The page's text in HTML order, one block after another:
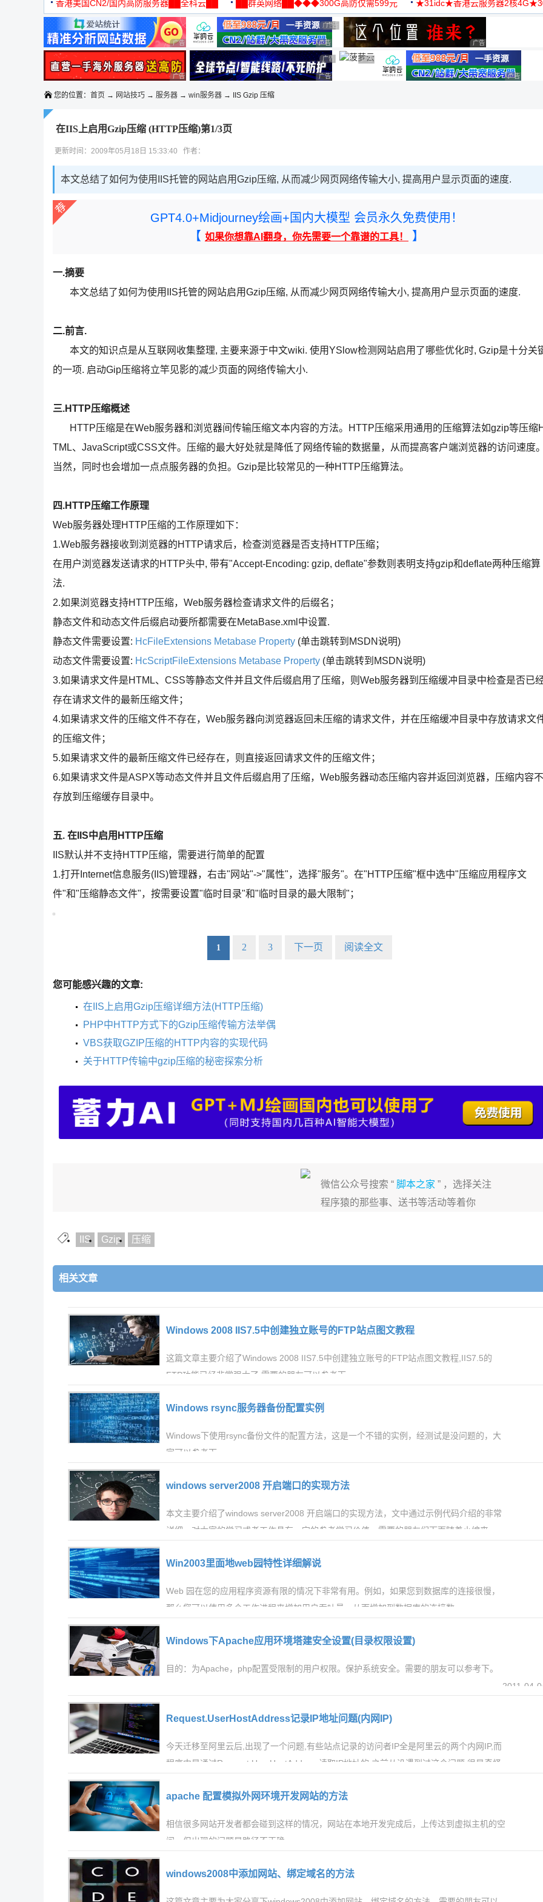
机
香港美国CN2/国内高防服务器██全科云██
██群英网络██◆◆◆300G高防仅需599元
◆◆◆
★31idc★香港云服务器2核
用◆
广告 商业广告，理性选择 广告 商业广告，理性选择
广告 商业广告，理性选择
广告 商业广告，理性选择
广告 商业广告，理性选择
广告 商业广告，理性选择 广告 商业广告，理性选择
广告 商业广告，理性选择广告 商业广告，理性选择
广告 商业广
您的位置： 首页 → 网站技巧 → 服务器 → win服务器 → IIS Gzip 压缩
在IIS上启用Gzip压缩 (HTTP压缩)第1/3页
更新时间：2009年05月18日 15:33:40 作者：
本文总结了如何为使用IIS托管的网站启用Gzip压缩, 从而减少网页网络传输大小, 提高用户显示页面的速度.
GPT4.0+Midjourney绘画+国内大模型 会员永久免费使用！
【 如果你想靠AI翻身，你先需要一个靠谱的工具！ 】
一.摘要
本文总结了如何为使用IIS托管的网站启用Gzip压缩, 从而减少网页网络传输大小, 提高用户显示页面的速度.
二.前言.
本文的知识点是从互联网收集整理, 主要来源于中文wiki. 使用YSlow检测网站启用了哪些优化时, Gzip是十分关
的一项. 启动Gip压缩将立竿见影的减少页面的网络传输大小.
三.HTTP压缩概述
HTTP压缩是在Web服务器和浏览器间传输压缩文本内容的方法。HTTP压缩采用通用的压缩算法如gzip等压缩H
TML、JavaScript或CSS文件。压缩的最大好处就是降低了网络传输的数据量，从而提高客户端浏览器的访问速度。
当然，同时也会增加一点点服务器的负担。Gzip是比较常见的一种HTTP压缩算法。
四.HTTP压缩工作原理
Web服务器处理HTTP压缩的工作原理如下：
1.Web服务器接收到浏览器的HTTP请求后，检查浏览器是否支持HTTP压缩；
在用户浏览器发送请求的HTTP头中, 带有"Accept-Encoding: gzip, deflate"参数则表明支持gzip和deflate两种压缩算
法.
2.如果浏览器支持HTTP压缩，Web服务器检查请求文件的后缀名；
静态文件和动态文件后缀启动要所都需要在MetaBase.xml中设置.
静态文件需要设置: HcFileExtensions Metabase Property (单击跳转到MSDN说明)
动态文件需要设置: HcScriptFileExtensions Metabase Property (单击跳转到MSDN说明)
3.如果请求文件是HTML、CSS等静态文件并且文件后缀启用了压缩，则Web服务器到压缩缓冲目录中检查是否已
存在请求文件的最新压缩文件；
4.如果请求文件的压缩文件不存在，Web服务器向浏览器返回未压缩的请求文件，并在压缩缓冲目录中存放请求文
的压缩文件；
5.如果请求文件的最新压缩文件已经存在，则直接返回请求文件的压缩文件；
6.如果请求文件是ASPX等动态文件并且文件后缀启用了压缩，Web服务器动态压缩内容并返回浏览器，压缩内容不
存放到压缩缓存目录中。
五. 在IIS中启用HTTP压缩
IIS默认并不支持HTTP压缩，需要进行简单的配置
1.打开Internet信息服务(IIS)管理器，右击"网站"->"属性"，选择"服务"。在"HTTP压缩"框中选中"压缩应用程序文
件"和"压缩静态文件"，按需要设置"临时目录"和"临时目录的最大限制"；
1 2 3 下一页 阅读全文
您可能感兴趣的文章:
在IIS上启用Gzip压缩详细方法(HTTP压缩)
PHP中HTTP方式下的Gzip压缩传输方法举偶
VBS获取GZIP压缩的HTTP内容的实现代码
关于HTTP传输中gzip压缩的秘密探索分析
微信公众号搜索 “ 脚本之家 ” ，选择关注
程序猿的那些事、送书等活动等着你
IIS Gzip 压缩
相关文章
Windows 2008 IIS7.5中创建独立账号的FTP站点图文教程
这篇文章主要介绍了Windows 2008 IIS7.5中创建独立账号的FTP站点图文教程,IIS7.5的
FTP功能已经非常强大了,需要的朋友可以参考下
Windows rsync服务器备份配置实例
Windows下使用rsync备份文件的配置方法，这是一个不错的实例，经测试是没问题的，大
家可以参考下。
windows server2008 开启端口的实现方法
本文主要介绍了windows server2008 开启端口的实现方法，文中通过示例代码介绍的非常
详细，对大家的学习或者工作具有一定的参考学习价值，需要的朋友们下面随着小编来一起
Win2003里面地web园特性详细解说
Web 园在您的应用程序资源有限的情况下非常有用。例如，如果您到数据库的连接很慢，
那么您可以使用多个工作进程来增加用户吞吐量，从而增加到数据库的连接数
Windows下Apache应用环境塔建安全设置(目录权限设置)
目的：为Apache，php配置受限制的用户权限。保护系统安全。需要的朋友可以参考下。
2011-04-
Request.UserHostAddress记录IP地址问题(内网IP)
今天迁移至阿里云后,出现了一个问题,有些站点记录的访问者IP全是阿里云的两个内网IP,而
程序中是通过Request.UserHostAddress读取IP地址的,之前从没遇到过这个问题,很是奇怪
apache 配置模拟外网环境开发网站的方法
相信很多网站开发者都会碰到这样的情况，网站在本地开发完成后，上传达到虚拟主机的空
间，但出现的问题是路径不正确。
windows2008中添加网站、绑定域名的方法